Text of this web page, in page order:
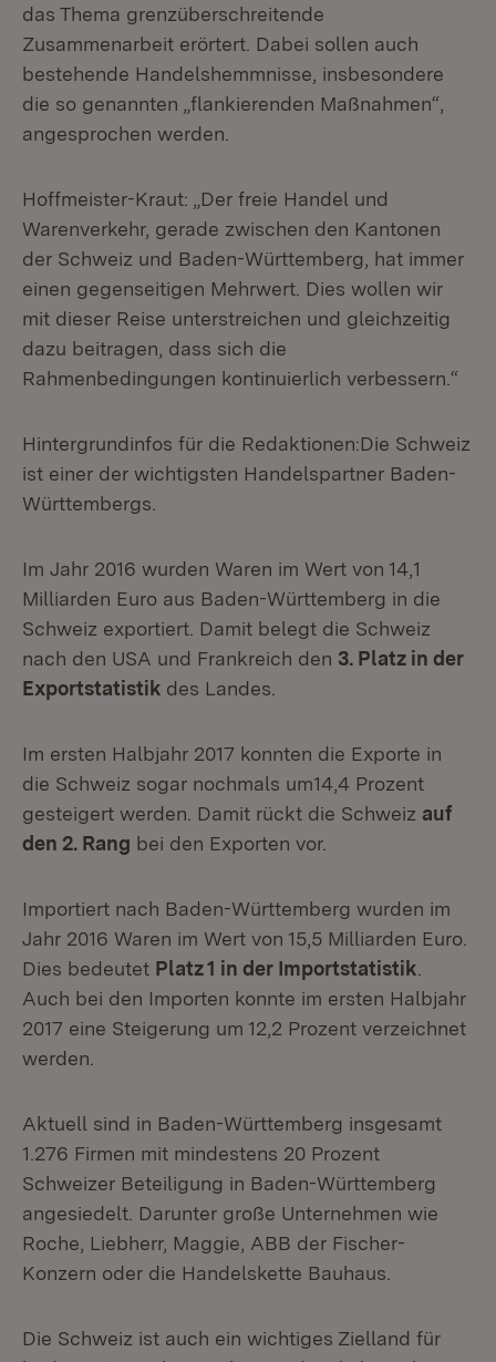
das Thema grenzüberschreitende
Zusammenarbeit erörtert. Dabei sollen auch
bestehende Handelshemmnisse, insbesondere
die so genannten „flankierenden Maßnahmen“,
angesprochen werden.
Hoffmeister-Kraut: „Der freie Handel und
Warenverkehr, gerade zwischen den Kantonen
der Schweiz und Baden-Württemberg, hat immer
einen gegenseitigen Mehrwert. Dies wollen wir
mit dieser Reise unterstreichen und gleichzeitig
dazu beitragen, dass sich die
Rahmenbedingungen kontinuierlich verbessern.“
Hintergrundinfos für die Redaktionen:Die Schweiz
ist einer der wichtigsten Handelspartner Baden-
Württembergs.
Im Jahr 2016 wurden Waren im Wert von 14,1
Milliarden Euro aus Baden-Württemberg in die
Schweiz exportiert. Damit belegt die Schweiz
nach den USA und Frankreich den 3. Platz in der
Exportstatistik des Landes.
Im ersten Halbjahr 2017 konnten die Exporte in
die Schweiz sogar nochmals um14,4 Prozent
gesteigert werden. Damit rückt die Schweiz auf
den 2. Rang bei den Exporten vor.
Importiert nach Baden-Württemberg wurden im
Jahr 2016 Waren im Wert von 15,5 Milliarden Euro.
Dies bedeutet Platz 1 in der Importstatistik
Auch bei den Importen konnte im ersten Halbjahr
2017 eine Steigerung um 12,2 Prozent verzeichnet
werden.
Aktuell sind in Baden-Württemberg insgesamt
1.276 Firmen mit mindestens 20 Prozent
Schweizer Beteiligung in Baden-Württemberg
angesiedelt. Darunter große Unternehmen wie
Roche, Liebherr, Maggie, ABB der Fischer-
Konzern oder die Handelskette Bauhaus.
Die Schweiz ist auch ein wichtiges Zielland für